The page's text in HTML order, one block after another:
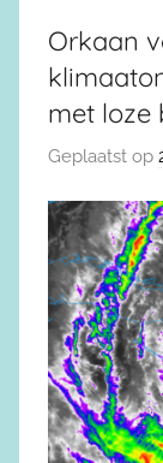
Orkaan
met loze
Geplaatst op